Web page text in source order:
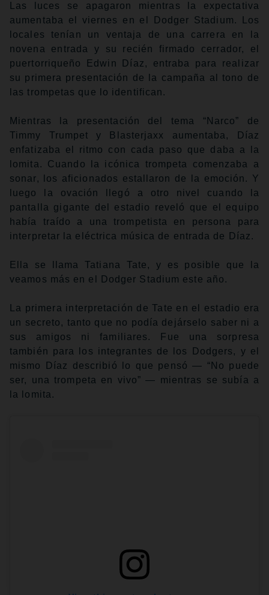
Las luces se apagaron mientras la expectativa
aumentaba el viernes en el Dodger Stadium. Los
locales tenían un ventaja de una carrera en la
novena entrada y su recién firmado cerrador, el
puertorriqueño Edwin Díaz, entraba para realizar
su primera presentación de la campaña al tono de
las trompetas que lo identifican.
Mientras la presentación del tema “Narco” de
Timmy Trumpet y Blasterjaxx aumentaba, Díaz
enfatizaba el ritmo con cada paso que daba a la
lomita. Cuando la icónica trompeta comenzaba a
sonar, los aficionados estallaron de la emoción. Y
luego la ovación llegó a otro nivel cuando la
pantalla gigante del estadio reveló que el equipo
había traído a una trompetista en persona para
interpretar la eléctrica música de entrada de Díaz.
Ella se llama Tatiana Tate, y es posible que la
veamos más en el Dodger Stadium este año.
La primera interpretación de Tate en el estadio era
un secreto, tanto que no podía dejárselo saber ni a
sus amigos ni familiares. Fue una sorpresa
también para los integrantes de los Dodgers, y el
mismo Díaz describió lo que pensó — “No puede
ser, una trompeta en vivo” — mientras se subía a
la lomita.